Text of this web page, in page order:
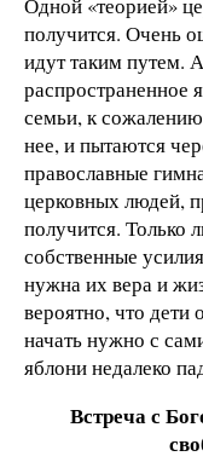
получится. Очень
идут таким путем.
распространенное
семьи, к
нее, и пытаются
православные
церковных людей,
получится.
собственные
нужна их вера и
вероятно, что дети
начать нужно с
яблони недалеко
Встреча с